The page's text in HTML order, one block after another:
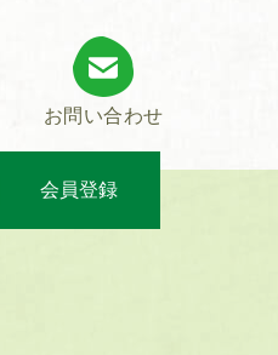
会員登録
お問い合わせ